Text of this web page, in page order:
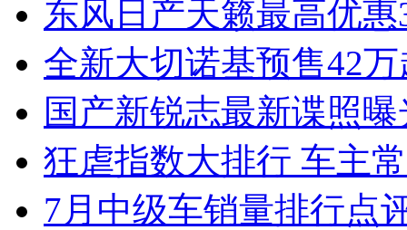
东风日产天籁最高优
全新大切诺基预售42
国产新锐志最新谍照
狂虐指数大排行 车主
7月中级车销量排行点